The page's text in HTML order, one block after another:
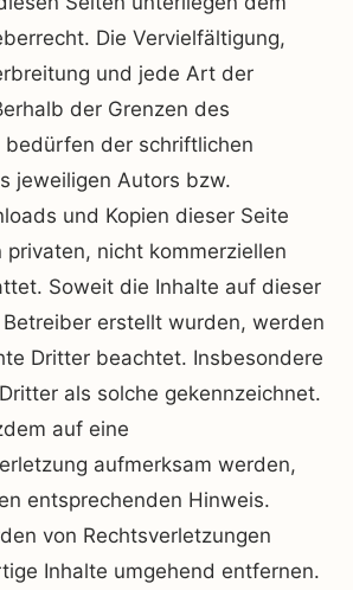
Die Vervielfältigung,
und jede Art der
der Grenzen des
bedürfen der schriftlichen
jeweiligen Autors bzw.
und Kopien dieser Seite
nicht kommerziellen
Soweit die Inhalte auf dieser
erstellt wurden, werden
Dritter beachtet. Insbesondere
als solche gekennzeichnet.
auf eine
aufmerksam werden,
entsprechenden Hinweis.
von Rechtsverletzungen
Inhalte umgehend entfernen.